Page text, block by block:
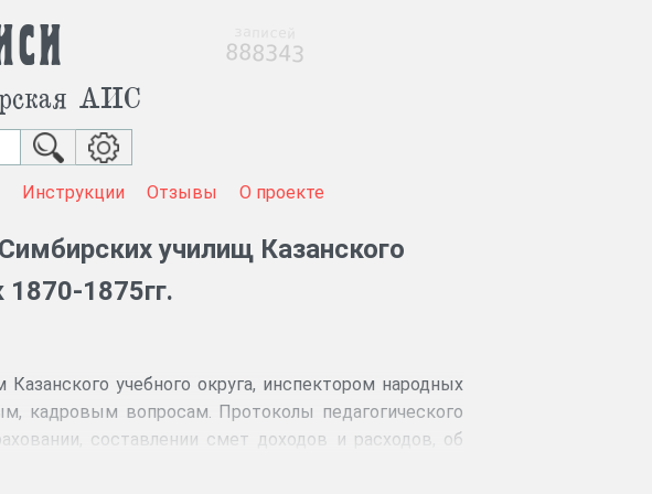
АИС
Инструкции Отзывы О проекте
училищ Казанского
1870-1875гг.
учебного округа, инспектором народных
кадровым вопросам. Протоколы педагогического
составлении смет доходов и расходов, об
888343